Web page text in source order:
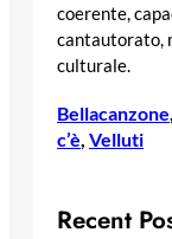
coerente,
cantautorato,
culturale.
Bellacanzone,
c’è, Velluti
Recent